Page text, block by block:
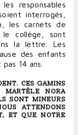
responsables
interrogés,
les carnets de
le collège, sont
la lettre. Les
des enfants
14 ans.
CES GAMINS
MARTÈLE NORA
SONT MINEURS
ATTENDONS
ET QUE NOTRE